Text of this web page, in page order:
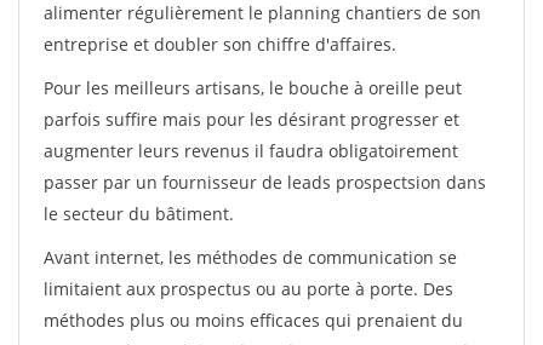
alimenter régulièrement le planning chantiers de son
entreprise et doubler son chiffre d'affaires.
Pour les meilleurs artisans, le bouche à oreille peut
parfois suffire mais pour les désirant progresser et
augmenter leurs revenus il faudra obligatoirement
passer par un fournisseur de leads prospectsion dans
le secteur du bâtiment.
Avant internet, les méthodes de communication se
limitaient aux prospectus ou au porte à porte. Des
méthodes plus ou moins efficaces qui prenaient du